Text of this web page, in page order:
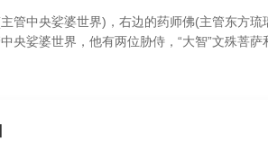
管中央娑婆世界)，右边的药师佛(主管东方
娑婆世界，他有两位胁侍，“大智”文殊菩萨